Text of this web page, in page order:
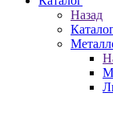
Назад